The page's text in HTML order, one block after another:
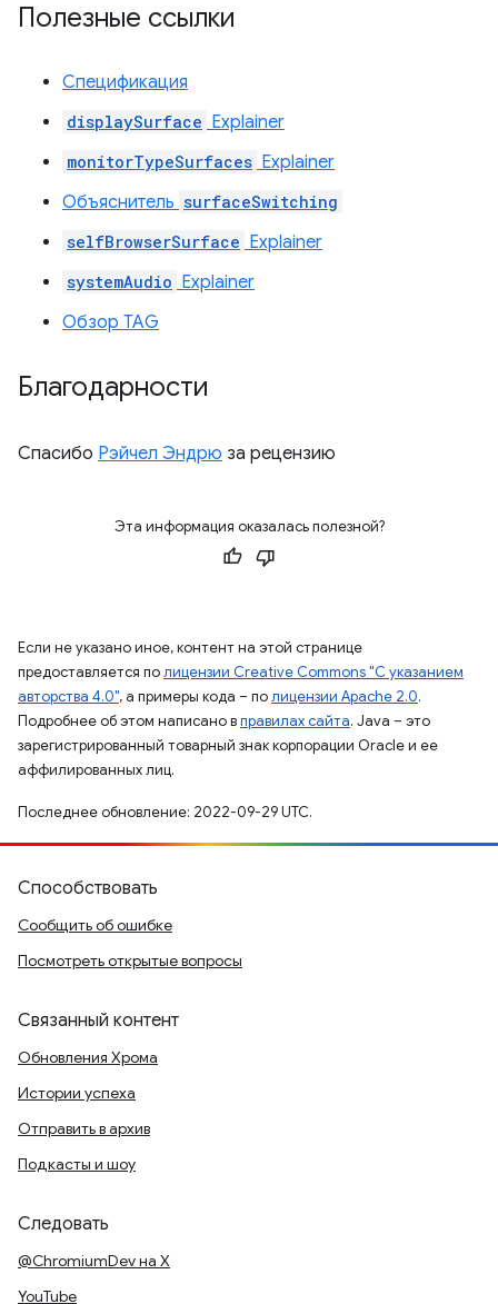
Полезные ссылки
Спецификация
displaySurface Explainer
monitorTypeSurfaces Explainer
Объяснитель surfaceSwitching
selfBrowserSurface Explainer
systemAudio Explainer
Обзор TAG
Благодарности
Спасибо Рэйчел Эндрю за рецензию
Эта информация оказалась полезной?
Если не указано иное, контент на этой странице
предоставляется полицензии Creative Commons "С указанием
авторства 4.0", а примеры кода – полицензии Apache 2.0.
Подробнее об этом написано вправилах сайта. Java – это
зарегистрированный товарный знак корпорации Oracle и ее
аффилированных лиц.
Последнее обновление: 2022-09-29 UTC.
Способствовать
Сообщить об ошибке
Посмотреть открытые вопросы
Связанный контент
Обновления Хрома
Истории успеха
Отправить в архив
Подкасты и шоу
Следовать
@ChromiumDev на X
YouTube